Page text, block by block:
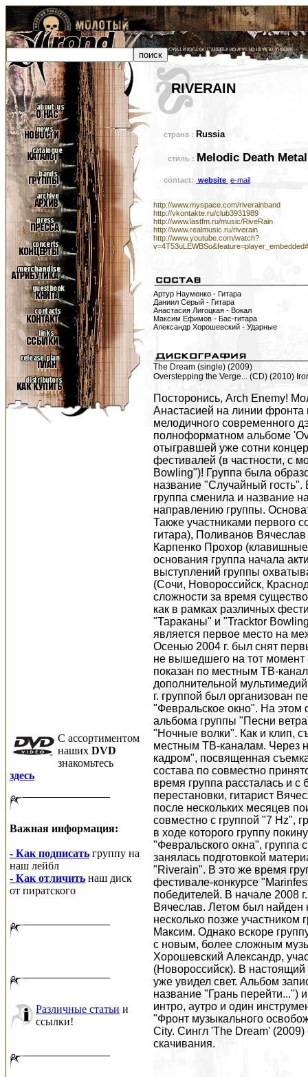
C ассортиментом
наших DVD
знакомьтесь
здесь
Важная информация:
- Как подписать группу на
наш лейбл
- Как отличить наш диск
от пиратского
Различные статьи и
ссылки!
RIVERAIN
страна : Russia
стиль : Melodic Death Metal
contact: website e-mail
http://www.myspace.com/riverainband
http://vkontakte.ru/club3931989
http://www.lastfm.ru/music/RiveRain
http://www.realmusic.ru/riverain
http://www.youtube.com/watch?
Артур Науменко - Гитара
Даниил Серый - Гитара
Анастасия Лигоцкая - Вокал
Максим Ефимов - Бас-гитара
Александр Хорошевский - Ударные
The Dream (single) (2009)
Overstepping the Verge... (CD) (2010)
Посторонись, Arch Enemy!
Анастасией на линии фронта
мелодичного современного
полноформатном альбоме
отыгравшей уже сотни
фестивалей (в частности, с
Bowling")! Группа была
название "Случайный гость".
группа сменила и название
направлению группы.
Также участниками первого
гитара), Поливанов
Карпенко Прохор
основания группа начала
выступлений группы
(Сочи, Новороссийск,
сложности за время
как в рамках различных
"Тараканы" и "Tracktor
является первое место на
Осенью 2004 г. был снят
не вышедшего на тот момент
показан по местным ТВ-
дополнительной
г. группой был организован
"Февральское окно". На этом
альбома группы "Песни
"Ночные волки". Как и клип,
местным ТВ-каналам. Через
кадром", посвященная
состава по совместно
время группа рассталась и
перестановки, гитарист
после нескольких месяцев
совместно с группой "7 Hz",
в ходе которого группу
"Февральского окна", группа
занялась подготовкой
"Riverain". В это же время
фестивале-конкурсе
победителей. В начале 2008
Вячеслав. Летом был найден
несколько позже
Максим. Однако вскоре
с новым, более сложным
Хорошевский Александр,
(Новороссийск). В
уже увидел свет. Альбом
название "Грань перейти...")
интро, аутро и один
"Фронт музыкального
City. Сингл 'The Dream'
скачивания.